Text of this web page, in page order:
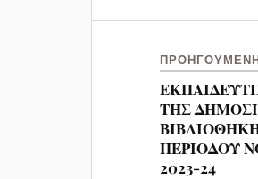
ΤΗΣ
ΠΕΡΙΟΔΟΥ
2023-24